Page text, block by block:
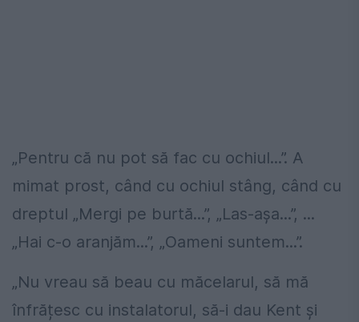
„Pentru că nu pot să fac cu ochiul...”. A
mimat prost, când cu ochiul stâng, când cu
dreptul „Mergi pe burtă...”, „Las-așa...”, ...
„Hai c-o aranjăm...”, „Oameni suntem...”.
„Nu vreau să beau cu măcelarul, să mă
înfrățesc cu instalatorul, să-i dau Kent și